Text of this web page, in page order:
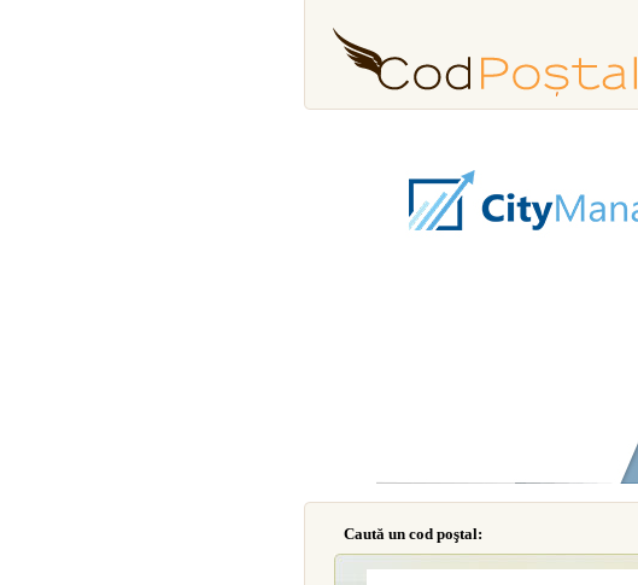
Caută un cod poştal: